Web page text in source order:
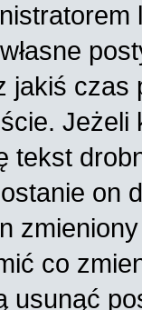
jakiś
Jeżeli
tekst
on
co
usunąć